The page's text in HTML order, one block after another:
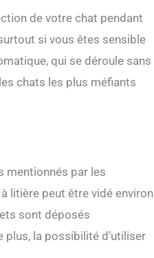
de votre chat pendant
si vous êtes sensible
qui se déroule sans
chats les plus méfiants
mentionnés par les
litière peut être vidé environ
sont déposés
la possibilité d’utiliser